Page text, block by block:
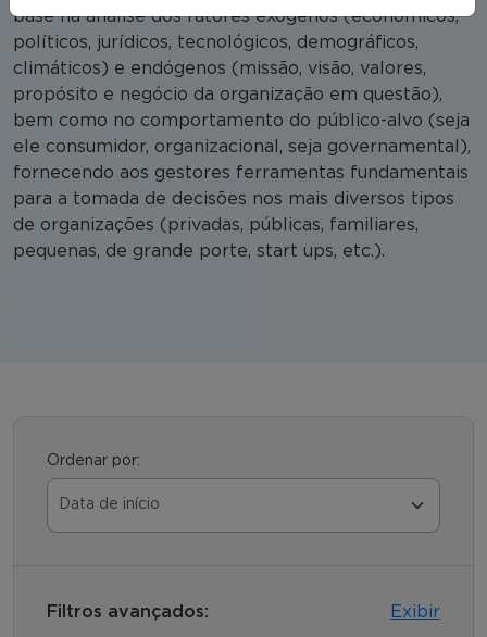
base na análise dos fatores exógenos (econômicos,
políticos, jurídicos, tecnológicos, demográficos,
climáticos) e endógenos (missão, visão, valores,
propósito e negócio da organização em questão),
bem como no comportamento do público-alvo (seja
ele consumidor, organizacional, seja governamental),
fornecendo aos gestores ferramentas fundamentais
para a tomada de decisões nos mais diversos tipos
de organizações (privadas, públicas, familiares,
pequenas, de grande porte, start ups, etc.).
Ordenar por:
Filtros avançados: Exibir